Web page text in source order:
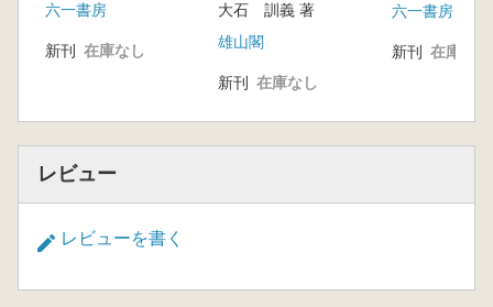
六一書房
新刊 在庫なし
大石 訓義 著
雄山閣
新刊 在庫なし
六一書房
新刊 在庫なし
レビュー
レビューを書く